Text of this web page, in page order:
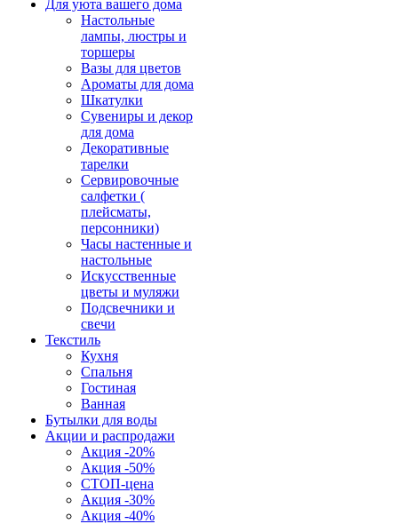
Для уюта вашего дома
Настольные
лампы, люстры и
торшеры
Вазы для цветов
Ароматы для дома
Шкатулки
Сувениры и декор
для дома
Декоративные
тарелки
Сервировочные
салфетки (
плейсматы,
персонники)
Часы настенные и
настольные
Искусственные
цветы и муляжи
Подсвечники и
свечи
Текстиль
Кухня
Спальня
Гостиная
Ванная
Бутылки для воды
Акции и распродажи
Акция -20%
Акция -50%
СТОП-цена
Акция -30%
Акция -40%